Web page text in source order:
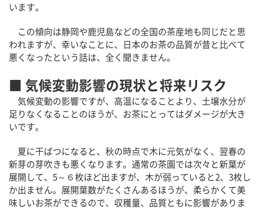
います。
この傾向は静岡や鹿児島などの全国の茶産地も同じだと思
われますが、幸いなことに、日本のお茶の品質が昔と比べて
悪くなったという話は、全く聞きません。
■ 気候変動影響の現状と将来リスク
気候変動の影響ですが、高温になることより、土壌水分が
足りなくなることのほうが、お茶にとってはダメージが大き
いです。
夏に干ばつになると、秋の時点で木に元気がなく、翌春の
新芽の芽吹きも悪くなります。通常の茶園では次々と新葉が
展開して、5～６枚ほど出ますが、木が弱っていると2、3枚し
か出ません。展開葉数がたくさんあるほうが、柔らかくて美
味しいお茶ができるので、収穫量、品質ともに影響がありま